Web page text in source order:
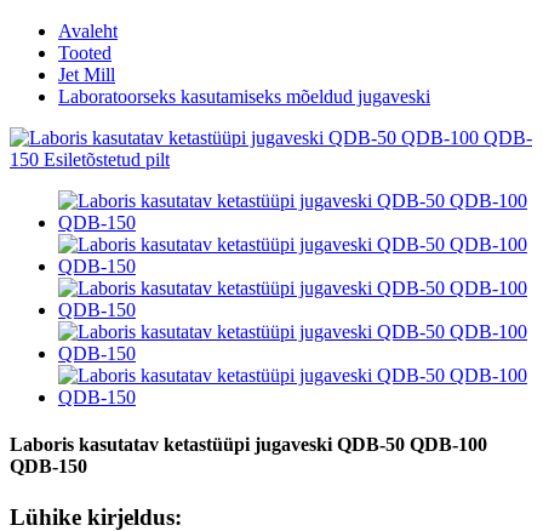
Avaleht
Tooted
Jet Mill
Laboratoorseks kasutamiseks mõeldud jugaveski
Laboris kasutatav ketastüüpi jugaveski QDB-50 QDB-100
QDB-150
Lühike kirjeldus: